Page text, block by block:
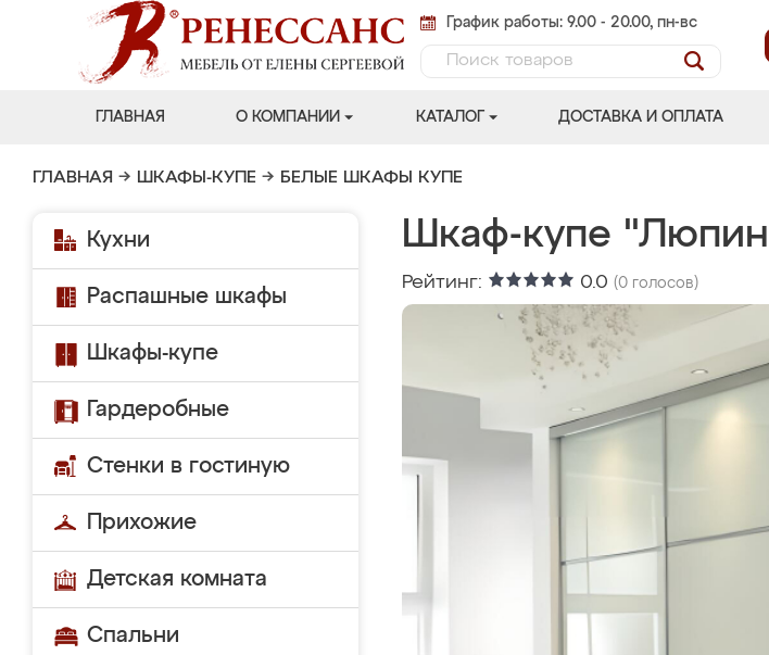
График работы: 9.00 - 20.00, пн-вс
ГЛАВНАЯ О КОМПАНИИ КАТАЛОГ ДОСТАВКА И ОПЛАТА
ГЛАВНАЯ → ШКАФЫ-КУПЕ → БЕЛЫЕ ШКАФЫ КУПЕ
Кухни
Распашные шкафы
Шкафы-купе
Гардеробные
Стенки в гостиную
Прихожие
Детская комната
Спальни
Шкаф-купе
Рейтинг: 0.0 (0 голосов)